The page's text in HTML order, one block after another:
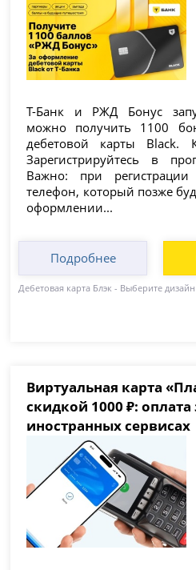
Т-Банк и РЖД Бонус
можно получить 1100
дебетовой карты Black.
Зарегистрируйтесь в
Важно: при
телефон, который позже
оформлении...
Подробнее
Дебетовая карта Блэк - Выберите
Виртуальная карта
скидкой 1000 ₽:
иностранных сервисах